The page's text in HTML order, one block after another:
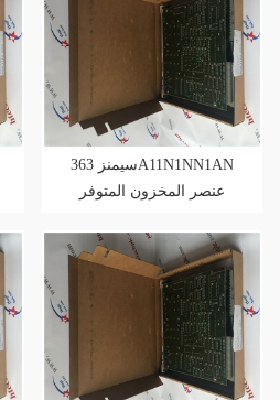
سيمنز 363A11N1NN1AN
عنصر المخزون المتوفر